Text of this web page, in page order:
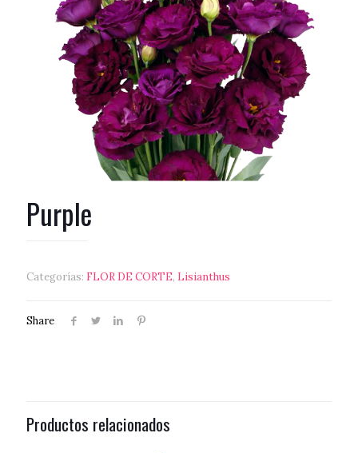
Purple
Categorías: FLOR DE CORTE, Lisianthus
Share
Productos relacionados